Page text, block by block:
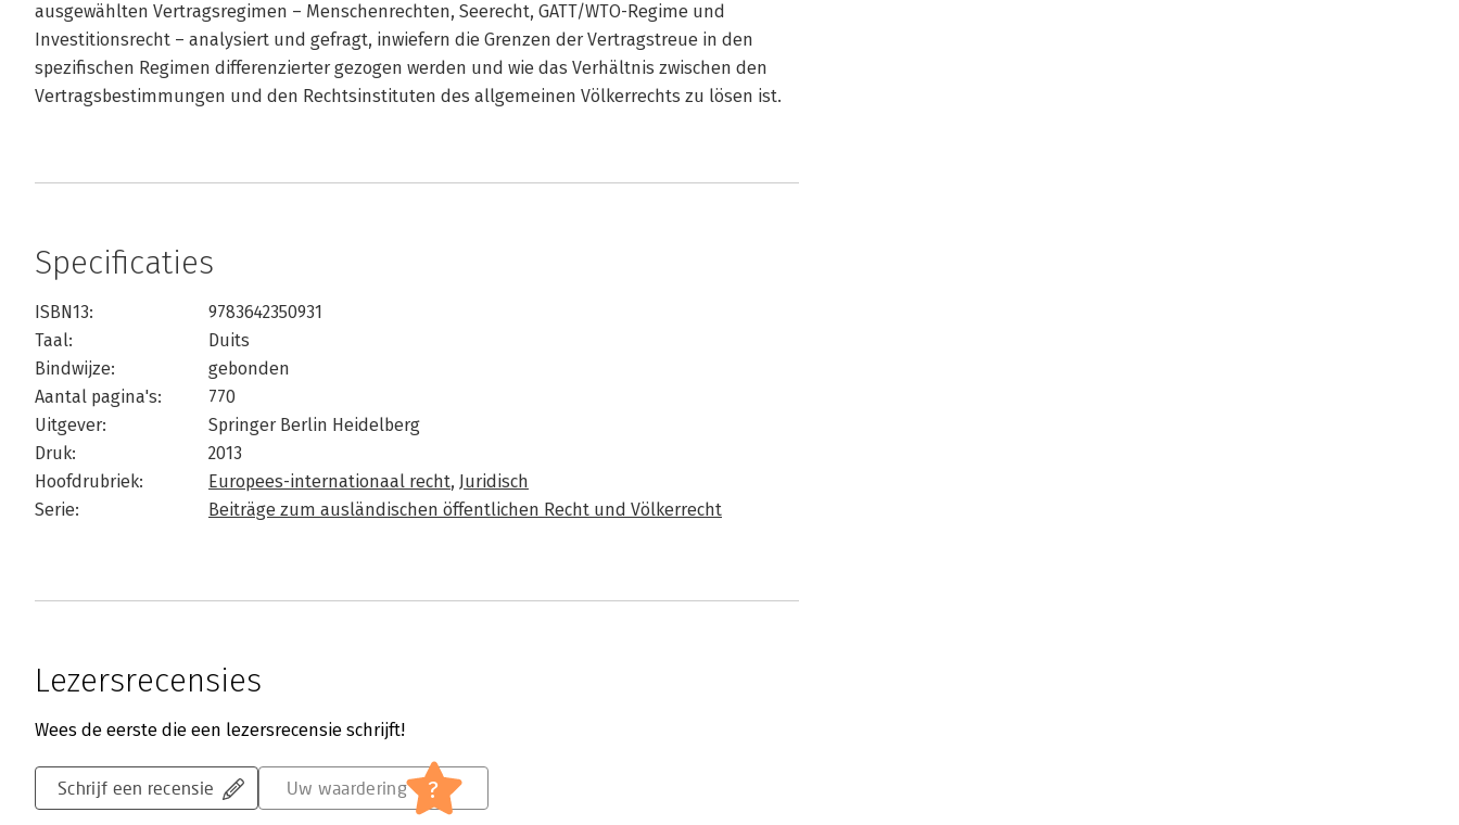
ausgewählten Vertragsregimen – Menschenrechten, Seerecht, GATT/WTO-Regime und
Investitionsrecht – analysiert und gefragt, inwiefern die Grenzen der Vertragstreue in den
spezifischen Regimen differenzierter gezogen werden und wie das Verhältnis zwischen den
Vertragsbestimmungen und den Rechtsinstituten des allgemeinen Völkerrechts zu lösen ist.​
Specificaties
ISBN13:
9783642350931
Taal:
Duits
Bindwijze:
gebonden
Aantal pagina's:
770
Uitgever:
Springer Berlin Heidelberg
Druk:
2013
Hoofdrubriek:
Europees-internationaal recht, Juridisch
Serie:
Beiträge zum ausländischen öffentlichen Recht und Völkerrecht
Lezersrecensies
Wees de eerste die een lezersrecensie schrijft!
Schrijf een recensie Uw waardering ?